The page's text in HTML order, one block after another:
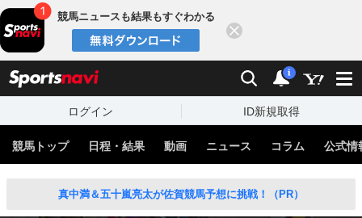
競馬ニュースも結果もすぐわかる
検索 通知
i
ログイン ID新規取得
競馬トップ 日程・結果 動画 ニュース コラム 公式情
真中満＆五十嵐亮太が佐賀競馬予想に挑戦！（PR）